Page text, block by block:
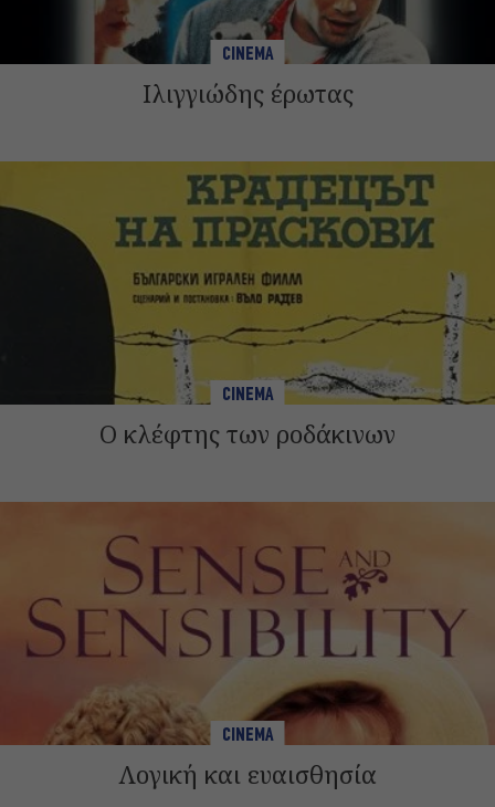
CINEMA
Ιλιγγιώδης έρωτας
CINEMA
Ο κλέφτης των ροδάκινων
CINEMA
Λογική και ευαισθησία